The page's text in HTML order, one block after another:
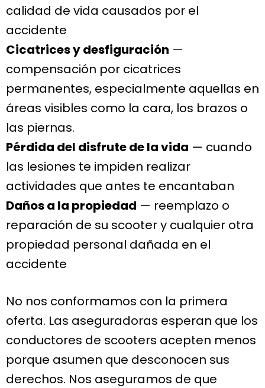
calidad de vida causados por el
accidente
Cicatrices y desfiguración —
compensación por cicatrices
permanentes, especialmente aquellas en
áreas visibles como la cara, los brazos o
las piernas.
Pérdida del disfrute de la vida — cuando
las lesiones te impiden realizar
actividades que antes te encantaban
Daños a la propiedad — reemplazo o
reparación de su scooter y cualquier otra
propiedad personal dañada en el
accidente
No nos conformamos con la primera
oferta. Las aseguradoras esperan que los
conductores de scooters acepten menos
porque asumen que desconocen sus
derechos. Nos aseguramos de que